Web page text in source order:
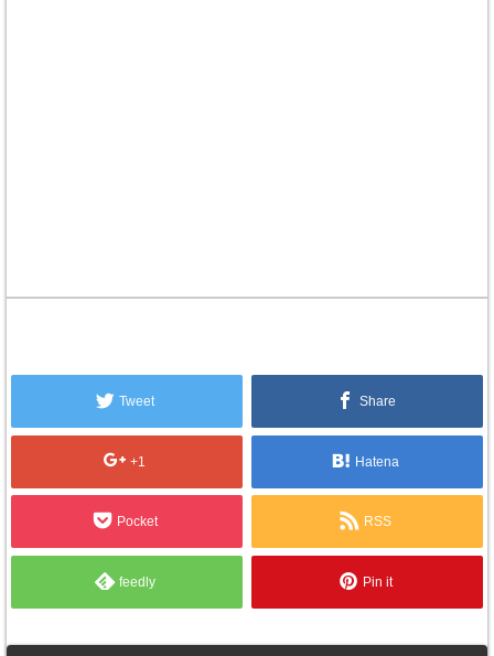
Tweet Share
+1 Hatena
Pocket RSS
feedly Pin it